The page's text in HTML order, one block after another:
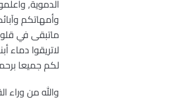
الدموية,
وأمهاتكم
ماتبقى في
لاتريقوا دماء
لكم جميعا
والله من وراء